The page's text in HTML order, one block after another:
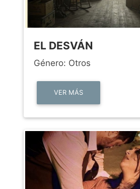
EL DESVÁN
Género: Otros
VER MÁS